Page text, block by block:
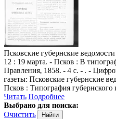
Псковские губернские ведомости
12 : 19 марта. - Псков : В
Правления, 1858. - 4 с. - . -
газеты: Псковские губернские
Псков : Типография губернского
Читать Подробнее
Выбрано для поиска:
Очистить